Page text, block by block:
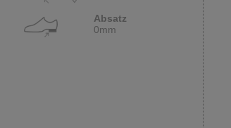
Absatz
0mm